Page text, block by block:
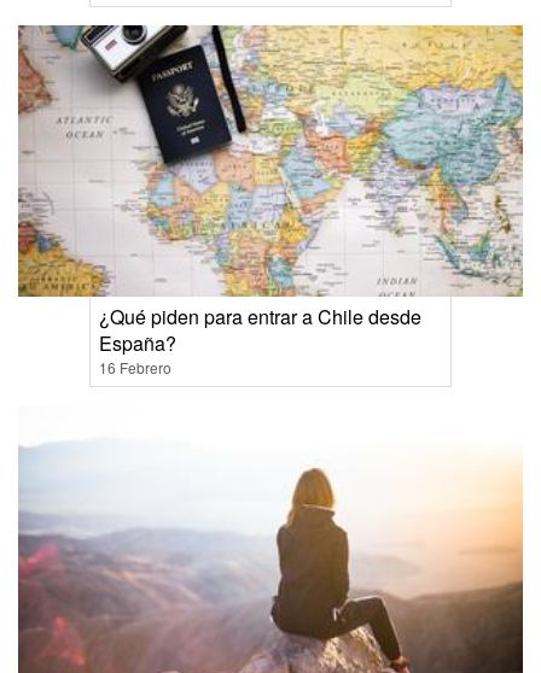
¿Qué piden para entrar a Chile desde
España?
16 Febrero